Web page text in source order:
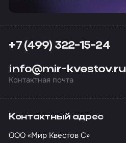
+7 (499) 322-15-24
info@mir-kvestov.ru
Контактная почта
Контактный адрес
ООО «Мир Квестов С»